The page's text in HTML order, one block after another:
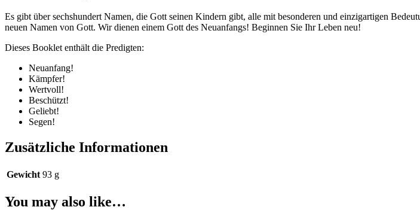
Es gibt über sechshundert Namen, die Gott seinen Kindern gibt, alle mit besonderen und einzigartigen
neuen Namen von Gott. Wir dienen einem Gott des Neuanfangs! Beginnen Sie Ihr Leben neu!
Dieses Booklet enthält die Predigten:
Neuanfang!
Kämpfer!
Wertvoll!
Beschützt!
Geliebt!
Segen!
Zusätzliche Informationen
Gewicht 93 g
You may also like…